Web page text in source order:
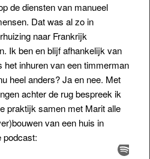
de diensten van manueel
Dat was al zo in
naar Frankrijk
Ik ben en blijf afhankelijk van
het inhuren van een timmerman
heel anders? Ja en nee. Met
achter de rug bespreek ik
praktijk samen met Marit alle
van een huis in
podcast: